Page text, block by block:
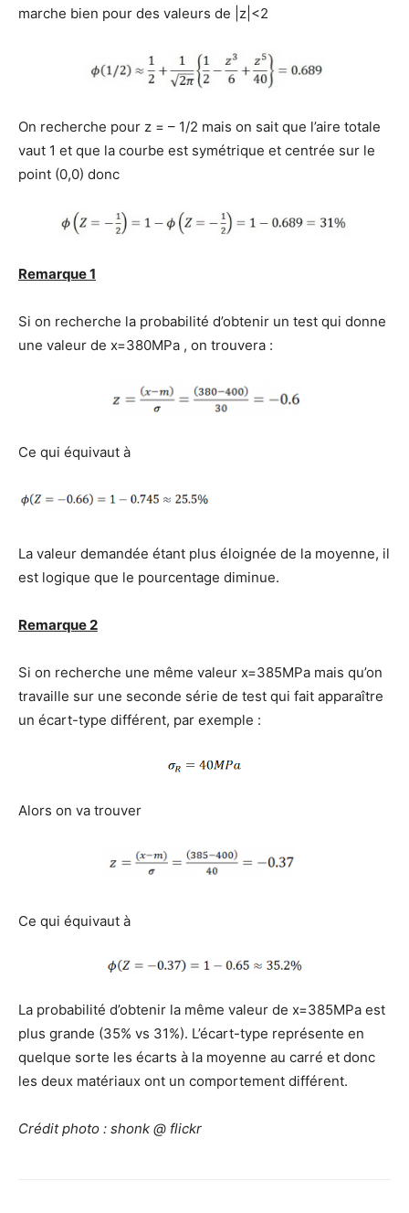
marche bien pour des valeurs de |z|<2
On recherche pour z = – 1/2 mais on sait que l’aire totale
vaut 1 et que la courbe est symétrique et centrée sur le
point (0,0) donc
Remarque 1
Si on recherche la probabilité d’obtenir un test qui donne
une valeur de x=380MPa , on trouvera :
Ce qui équivaut à
La valeur demandée étant plus éloignée de la moyenne, il
est logique que le pourcentage diminue.
Remarque 2
Si on recherche une même valeur x=385MPa mais qu’on
travaille sur une seconde série de test qui fait apparaître
un écart-type différent, par exemple :
Alors on va trouver
Ce qui équivaut à
La probabilité d’obtenir la même valeur de x=385MPa est
plus grande (35% vs 31%). L’écart-type représente en
quelque sorte les écarts à la moyenne au carré et donc
les deux matériaux ont un comportement différent.
Crédit photo : shonk @ flickr